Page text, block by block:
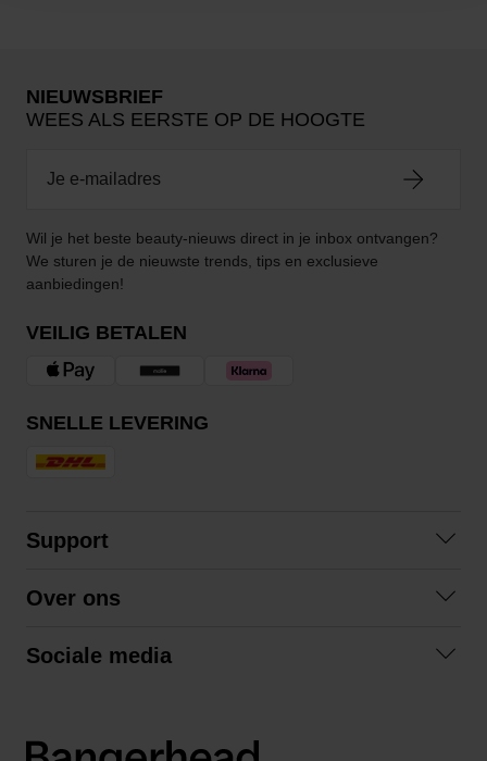
NIEUWSBRIEF
WEES ALS EERSTE OP DE HOOGTE
Wil je het beste beauty-nieuws direct in je inbox ontvangen?
We sturen je de nieuwste trends, tips en exclusieve
aanbiedingen!
VEILIG BETALEN
SNELLE LEVERING
Support
Algemene voorwaarden
Over ons
Sociale media